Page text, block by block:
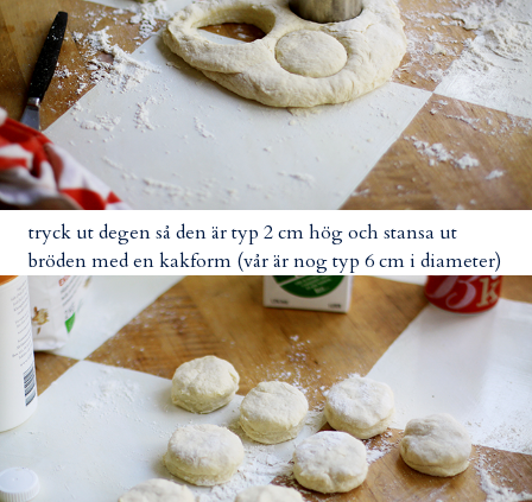
tryck ut degen så den är typ 2 cm hög och stansa ut
bröden med en kakform (vår är nog typ 6 cm i diameter)